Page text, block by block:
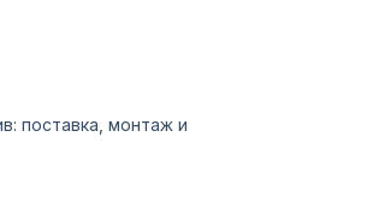
поставка, монтаж и